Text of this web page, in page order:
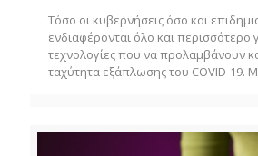
Τόσο οι κυβερνήσεις όσο και
ενδιαφέρονται όλο και περισσότερο
τεχνολογίες που να προλαμβάνουν
ταχύτητα εξάπλωσης του COVID-19.